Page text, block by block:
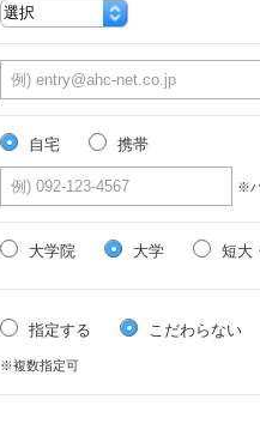
自宅 携帯
※
大学院 大学 短大
指定する こだわらない
※複数指定可